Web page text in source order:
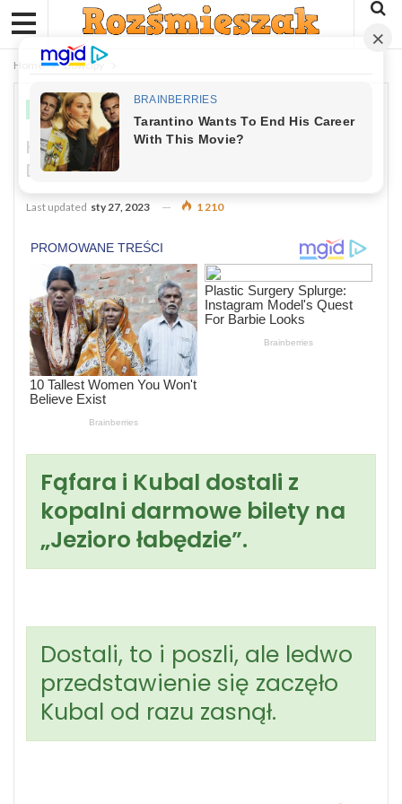
Home Dowcipy
DOWCIPY
Kawał: Fąfara I Kubal Dostali Z Kopalni
Darmowe Bilety Na „Jezioro Łabędzie”.
Last updated sty 27, 2023 1 210
Fąfara i Kubal dostali z
kopalni darmowe bilety na
„Jezioro łabędzie”.
Dostali, to i poszli, ale ledwo
przedstawienie się zaczęło
Kubal od razu zasnął.